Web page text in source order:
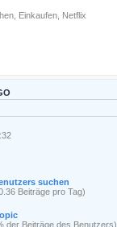
Einkaufen, Netflix
suchen
Beiträge pro Tag)
der Beiträge des Benutzers)